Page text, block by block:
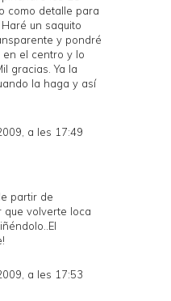
como detalle para
un saquito
y pondré
el centro y lo
gracias. Ya la
la haga y así
a les 17:49
partir de
que volverte loca
a les 17:53